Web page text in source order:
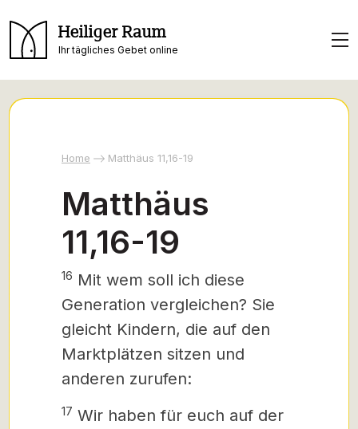
Heiliger Raum
Ihr tägliches Gebet online
Home Matthäus 11,16-19
Matthäus
11,16-19
16 Mit wem soll ich diese
Generation vergleichen? Sie
gleicht Kindern, die auf den
Marktplätzen sitzen und
anderen zurufen:
17 Wir haben für euch auf der